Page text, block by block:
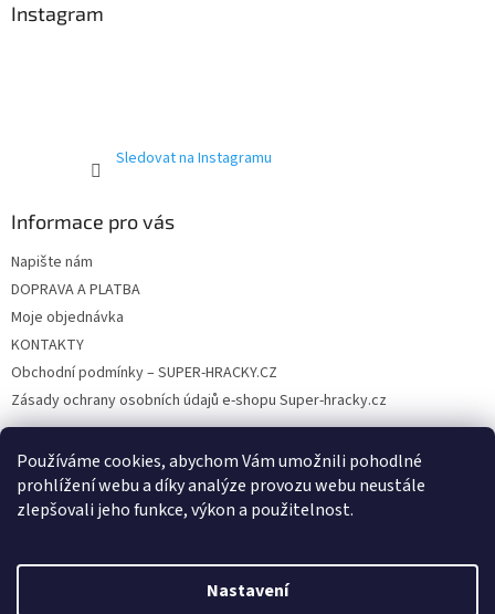
Používáme cookies, abychom Vám umožnili pohodlné
prohlížení webu a díky analýze provozu webu neustále
zlepšovali jeho funkce, výkon a použitelnost.
Nastavení
s
Instagram
Sledovat na Instagramu
Informace pro vás
Napište nám
DOPRAVA A PLATBA
Moje objednávka
KONTAKTY
Obchodní podmínky – SUPER-HRACKY.CZ
Zásady ochrany osobních údajů e-shopu Super-hracky.cz
Instagram
Vytvořil Shoptet